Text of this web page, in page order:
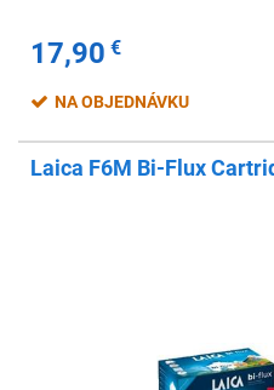
17,90 €
NA OBJEDNÁVKU
Laica F6M Bi-Flux